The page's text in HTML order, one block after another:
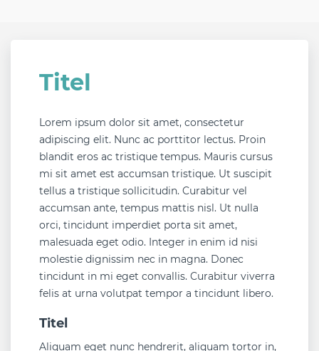
Titel
Lorem ipsum dolor sit amet, consectetur
adipiscing elit. Nunc ac porttitor lectus. Proin
blandit eros ac tristique tempus. Mauris cursus
mi sit amet est accumsan tristique. Ut suscipit
tellus a tristique sollicitudin. Curabitur vel
accumsan ante, tempus mattis nisl. Ut nulla
orci, tincidunt imperdiet porta sit amet,
malesuada eget odio. Integer in enim id nisi
molestie dignissim nec in magna. Donec
tincidunt in mi eget convallis. Curabitur viverra
felis at urna volutpat tempor a tincidunt libero.
Titel
Aliquam eget nunc hendrerit, aliquam tortor in,